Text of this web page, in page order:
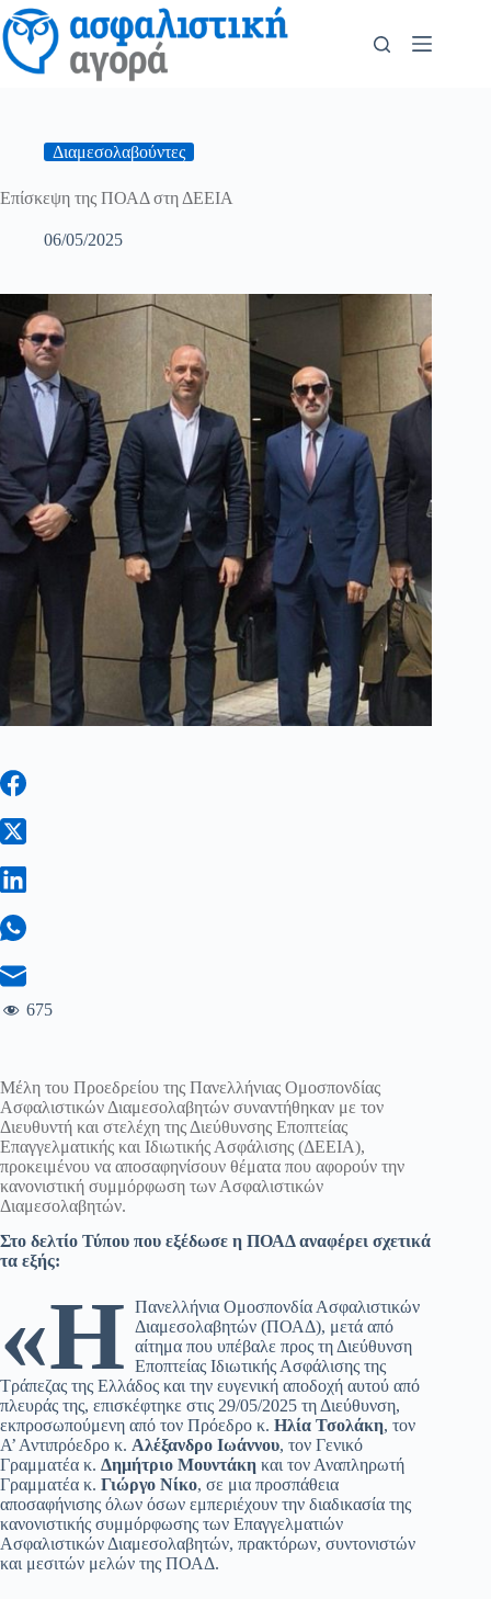
Διαμεσολαβούντες
Επίσκεψη της ΠΟΑΔ στη ΔΕΕΙΑ
06/05/2025
675
Μέλη του Προεδρείου της Πανελλήνιας Ομοσπονδίας
Ασφαλιστικών Διαμεσολαβητών συναντήθηκαν με τον
Διευθυντή και στελέχη της Διεύθυνσης Εποπτείας
Επαγγελματικής και Ιδιωτικής Ασφάλισης (ΔΕΕΙΑ),
προκειμένου να αποσαφηνίσουν θέματα που αφορούν την
κανονιστική συμμόρφωση των Ασφαλιστικών
Διαμεσολαβητών.
Στο δελτίο Τύπου που εξέδωσε η ΠΟΑΔ αναφέρει σχετικά
τα εξής:
«Η Πανελλήνια Ομοσπονδία Ασφαλιστικών
Διαμεσολαβητών (ΠΟΑΔ), μετά από
αίτημα που υπέβαλε προς τη Διεύθυνση
Εποπτείας Ιδιωτικής Ασφάλισης της
Τράπεζας της Ελλάδος και την ευγενική αποδοχή αυτού από
πλευράς της, επισκέφτηκε στις 29/05/2025 τη Διεύθυνση,
εκπροσωπούμενη από τον Πρόεδρο κ. Ηλία Τσολάκη, τον
Α’ Αντιπρόεδρο κ. Αλέξανδρο Ιωάννου, τον Γενικό
Γραμματέα κ. Δημήτριο Μουντάκη και τον Αναπληρωτή
Γραμματέα κ. Γιώργο Νίκο, σε μια προσπάθεια
αποσαφήνισης όλων όσων εμπεριέχουν την διαδικασία της
κανονιστικής συμμόρφωσης των Επαγγελματιών
Ασφαλιστικών Διαμεσολαβητών, πρακτόρων, συντονιστών
και μεσιτών μελών της ΠΟΑΔ.